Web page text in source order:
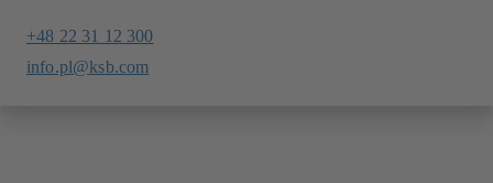
+48 22 31 12 300
info.pl@ksb.com